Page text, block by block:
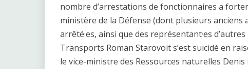
nombre d’arrestations de fonctionnaires a
ministère de la Défense (dont plusieurs
arrêté·es, ainsi que des représentant·es
Transports Roman Starovoit s’est suicidé en
le vice-ministre des Ressources naturelles